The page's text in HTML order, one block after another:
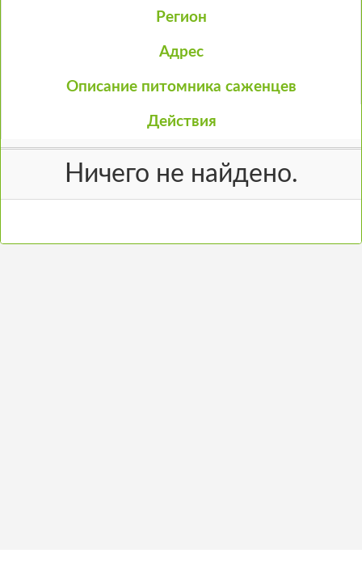
Регион
Адрес
Описание питомника саженцев
Действия
Ничего не найдено.